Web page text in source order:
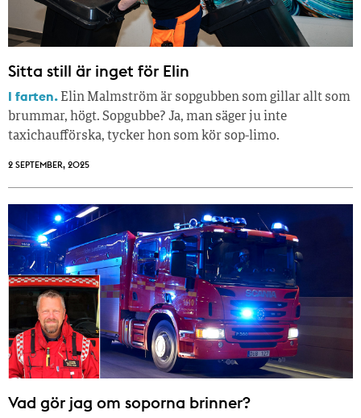
Sitta still är inget för Elin
I farten. Elin Malmström är sopgubben som gillar allt som
brummar, högt. Sopgubbe? Ja, man säger ju inte
taxichaufförska, tycker hon som kör sop-limo.
2 SEPTEMBER, 2025
Vad gör jag om soporna brinner?